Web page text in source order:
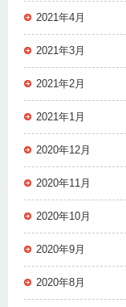
2021年4月
2021年3月
2021年2月
2021年1月
2020年12月
2020年11月
2020年10月
2020年9月
2020年8月